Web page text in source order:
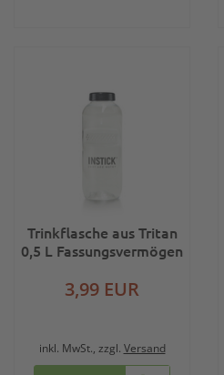
Trinkflasche aus Tritan
0,5 L Fassungsvermögen
3,99 EUR
inkl. MwSt., zzgl. Versand